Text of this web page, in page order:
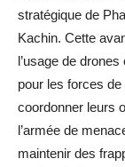
stratégique de
Kachin. Cette
l’usage de
pour les forces
coordonner leurs
l’armée de
maintenir des